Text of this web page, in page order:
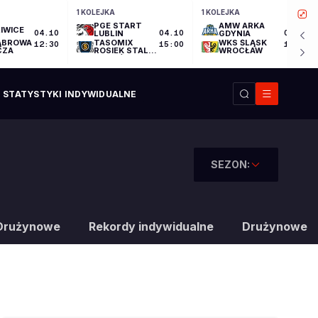
04.10
12:30
1 KOLEJKA
PGE START
LUBLIN
TASOMIX
ROSIEK STAL
WIELKOPOLSKI
04.10
15:00
1 KOLEJKA
AMW ARKA
GDYNIA
WKS ŚLĄSK
WROCŁAW
04.10
17:30
STATYSTYKI INDYWIDUALNE
SEZON:
Rekordy indywidualne Drużynowe